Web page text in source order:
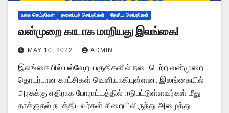
உலக செய்திகள் தலைப்புச் செய்திகள் தேசிய செய்திகள்
வன்முறை காடாக மாறியது இலங்கை!
MAY 10, 2022 ADMIN
இலங்கையில் பல்வேறு பகுதிகளில் நடைபெற்ற வன்முறை
தொடர்பான காட்சிகள் வெளியாகியுள்ளன. இலங்கையில்
அரசுக்கு எதிராக போராட்டத்தில் ஈடுபட்டுள்ளவர்கள் மீது
தாக்குதல் நடத்தியவர்கள் சிறையிலிருந்து அழைத்து